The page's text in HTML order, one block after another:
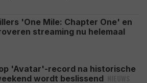
'One Mile: Chapter One' en
streaming nu helemaal
'Avatar'-record na historische
wordt beslissend